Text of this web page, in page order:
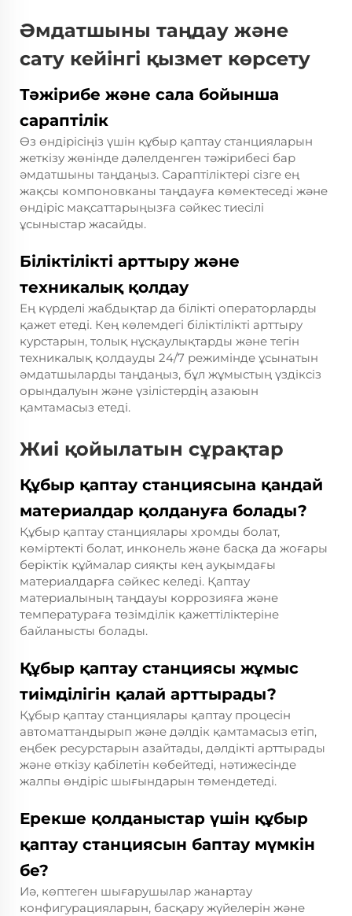
Әмдатшыны таңдау және
сату кейінгі қызмет көрсету
Тәжірибе және сала бойынша
сараптілік
Өз өндірісіңіз үшін құбыр қаптау станцияларын
жеткізу жөнінде дәлелденген тәжірибесі бар
әмдатшыны таңдаңыз. Сараптіліктері сізге ең
жақсы компоновканы таңдауға көмектеседі және
өндіріс мақсаттарыңызға сәйкес тиесілі
ұсыныстар жасайды.
Біліктілікті арттыру және
техникалық қолдау
Ең күрделі жабдықтар да білікті операторларды
қажет етеді. Кең көлемдегі біліктілікті арттыру
курстарын, толық нұсқаулықтарды және тегін
техникалық қолдауды 24/7 режимінде ұсынатын
әмдатшыларды таңдаңыз, бұл жұмыстың үздіксіз
орындалуын және үзілістердің азаюын
қамтамасыз етеді.
Жиі қойылатын сұрақтар
Құбыр қаптау станциясына қандай
материалдар қолдануға болады?
Құбыр қаптау станциялары хромды болат,
көміртекті болат, инконель және басқа да жоғары
беріктік құймалар сияқты кең ауқымдағы
материалдарға сәйкес келеді. Қаптау
материалының таңдауы коррозияға және
температураға төзімділік қажеттіліктеріне
байланысты болады.
Құбыр қаптау станциясы жұмыс
тиімділігін қалай арттырады?
Құбыр қаптау станциялары қаптау процесін
автоматтандырып және дәлдік қамтамасыз етіп,
еңбек ресурстарын азайтады, дәлдікті арттырады
және өткізу қабілетін көбейтеді, нәтижесінде
жалпы өндіріс шығындарын төмендетеді.
Ерекше қолданыстар үшін құбыр
қаптау станциясын баптау мүмкін
бе?
Иә, көптеген шығарушылар жанартау
конфигурацияларын, басқару жүйелерін және